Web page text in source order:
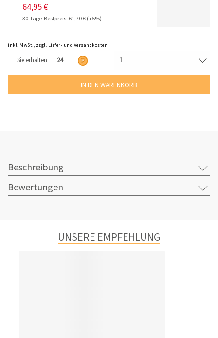
64,95 €
30-Tage-Bestpreis: 61,70 € (+5%)
inkl. MwSt., zzgl. Liefer- und Versandkosten
Sie erhalten 24
Beschreibung
Bewertungen
UNSERE EMPFEHLUNG